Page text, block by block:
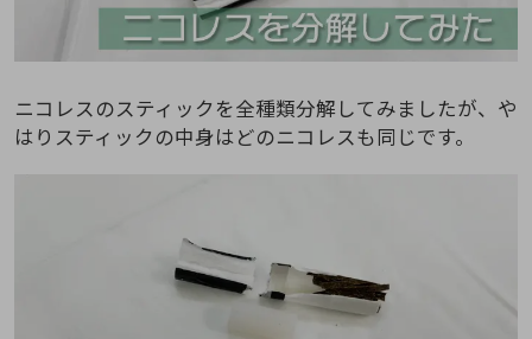
ニコレスのスティックを全種類分解してみましたが、や
はりスティックの中身はどのニコレスも同じです。